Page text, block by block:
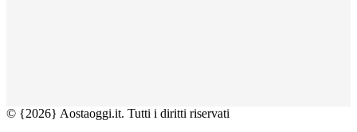
© {2026} Aostaoggi.it. Tutti i diritti riservati